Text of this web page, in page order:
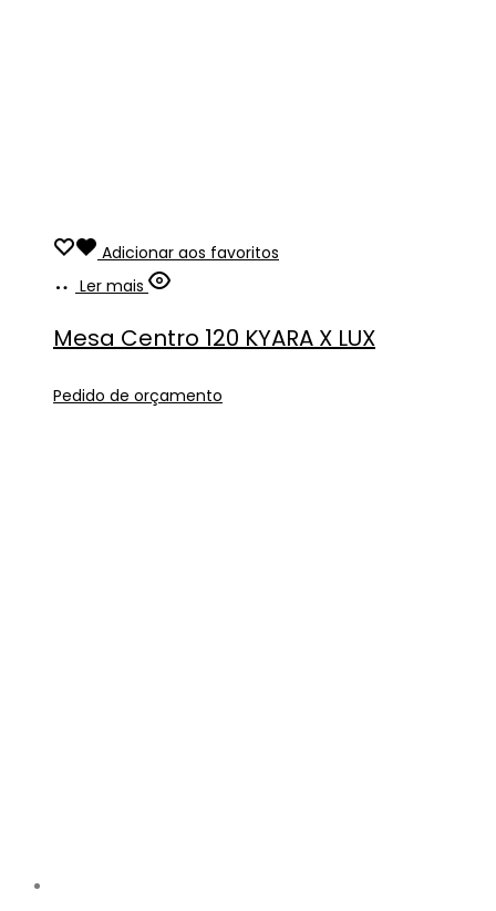
Adicionar aos favoritos
Ler mais
Mesa Centro 120 KYARA X LUX
Pedido de orçamento